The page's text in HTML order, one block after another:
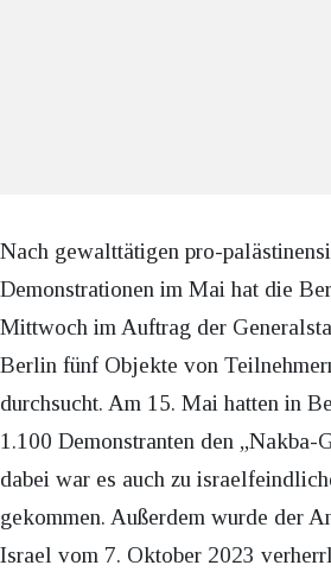
Nach gewalttätigen pro-
Demonstrationen im Mai hat die
Mittwoch im Auftrag der
Berlin fünf Objekte von
durchsucht. Am 15. Mai hatten in
1.100 Demonstranten den „Nakba-
dabei war es auch zu
gekommen. Außerdem wurde der
Israel vom 7. Oktober 2023